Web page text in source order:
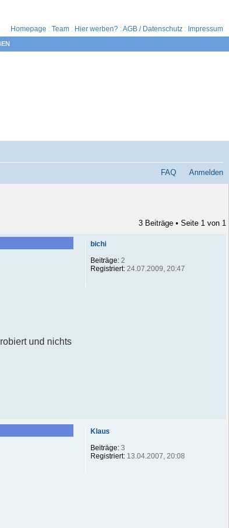
Homepage : Team : Hier werben? :AGB / Datenschutz : Impressum
FAQ Anmelden
3 Beiträge • Seite 1 von 1
und nichts
bichi
Beiträge:2
Registriert:24.07.2009, 20:47
Klaus
Beiträge:3
Registriert:13.04.2007, 20:08